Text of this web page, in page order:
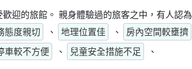
迎的旅館。 親身體驗過的旅客之中，有人認為
態度親切 、 地理位置佳 、
房內空間較壅擠
車較不方便 、 兒童安全措施不足
、